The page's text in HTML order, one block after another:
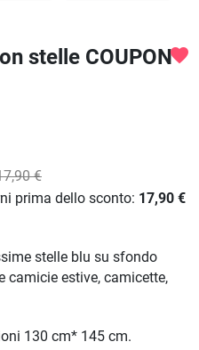
stelle COUPONfavorite
€
prima dello sconto: 17,90 €
stelle blu su sfondo
camicie estive, camicette,
130 cm* 145 cm.